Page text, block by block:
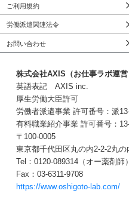
ご利用規約
労働派遣関連法令
お問い合わせ
株式会社AXIS（お仕事ラボ運営
英語表記 AXIS inc.
厚生労働大臣許可
労働者派遣事業 許可番号：派
有料職業紹介事業 許可番号：
〒100-0005
東京都千代田区丸の内2-2-2丸
Tel：0120-089314（オー薬剤師）
Fax：03-6311-9708
https://www.oshigoto-lab.com/